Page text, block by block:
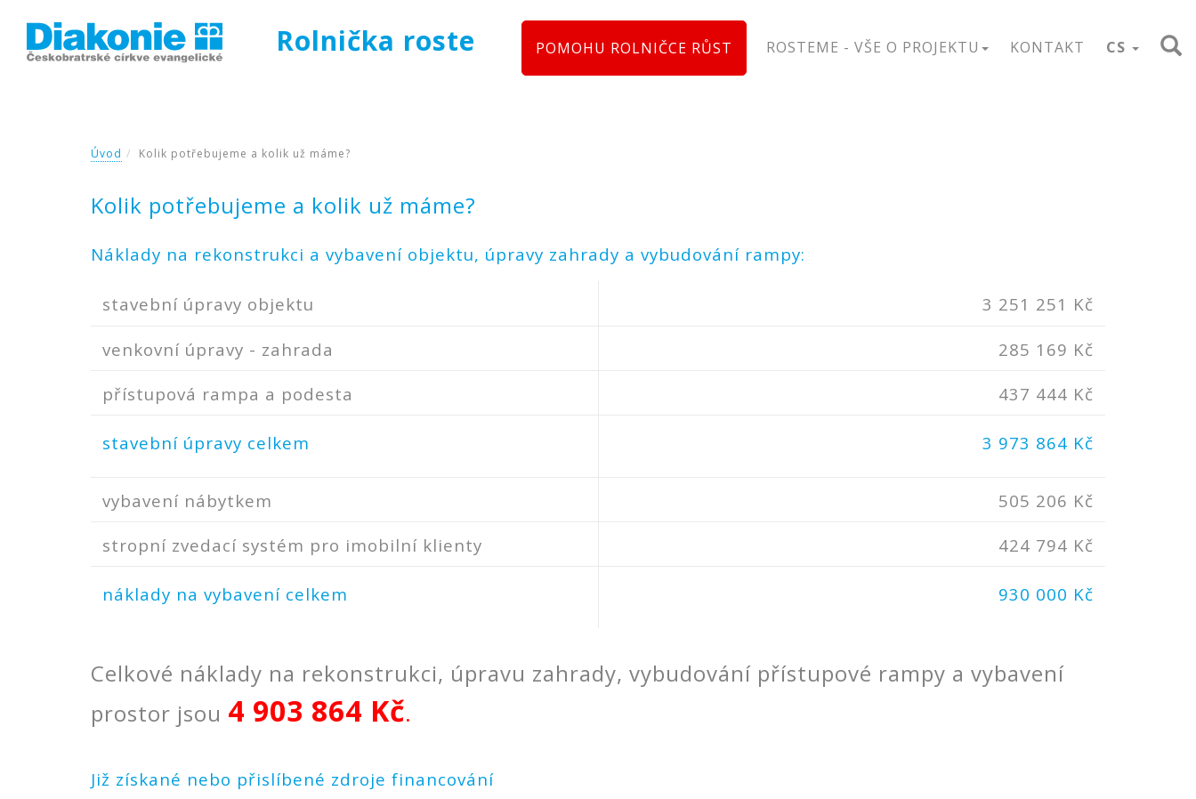
Rolnička roste POMOHU ROLNIČCE RŮST ROSTEME - VŠE O PROJEKTU KONTAKT CS
Úvod Kolik potřebujeme a kolik už máme?
Kolik potřebujeme a kolik už máme?
Náklady na rekonstrukci a vybavení objektu, úpravy zahrady a vybudování rampy:
stavební úpravy objektu 3 251 251 Kč
venkovní úpravy - zahrada
285 169 Kč
přístupová rampa a podesta
437 444 Kč
stavební úpravy celkem 3 973 864 Kč
vybavení nábytkem
505 206 Kč
stropní zvedací systém pro imobilní klienty
424 794 Kč
náklady na vybavení celkem 930 000 Kč
Celkové náklady na rekonstrukci, úpravu zahrady, vybudování přístupové rampy a vybavení
prostor jsou 4 903 864 Kč.
Již získané nebo přislíbené zdroje financování